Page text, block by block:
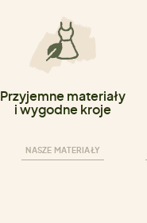
Przyjemne materiały
i wygodne kroje
NASZE MATERIAŁY